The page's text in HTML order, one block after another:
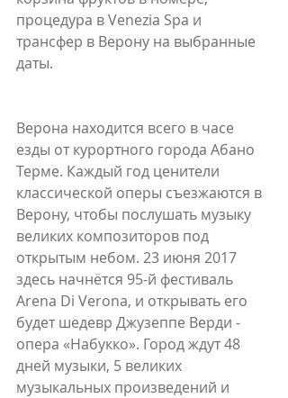
процедура в Venezia Spa и
трансфер в Верону на выбранные
даты.
Верона находится всего в часе
езды от курортного города Абано
Терме. Каждый год ценители
классической оперы съезжаются в
Верону, чтобы послушать музыку
великих композиторов под
открытым небом. 23 июня 2017
здесь начнётся 95-й фестиваль
Arena Di Verona, и открывать его
будет шедевр Джузеппе Верди -
опера «Набукко». Город ждут 48
дней музыки, 5 великих
музыкальных произведений и